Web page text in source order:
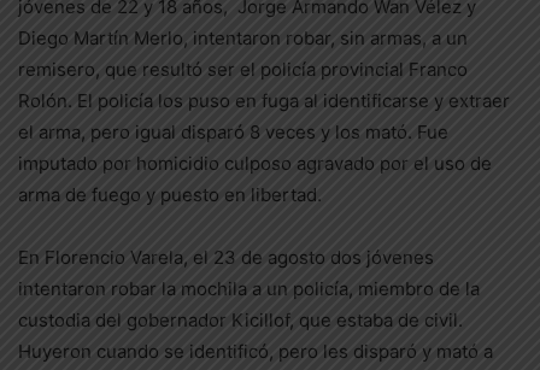
jóvenes de 22 y 18 años, Jorge Armando Wan Vélez y
Diego Martín Merlo, intentaron robar, sin armas, a un
remisero, que resultó ser el policía provincial Franco
Rolón. El policía los puso en fuga al identificarse y extraer
el arma, pero igual disparó 8 veces y los mató. Fue
imputado por homicidio culposo agravado por el uso de
arma de fuego y puesto en libertad.
En Florencio Varela, el 23 de agosto dos jóvenes
intentaron robar la mochila a un policía, miembro de la
custodia del gobernador Kicillof, que estaba de civil.
Huyeron cuando se identificó, pero les disparó y mató a